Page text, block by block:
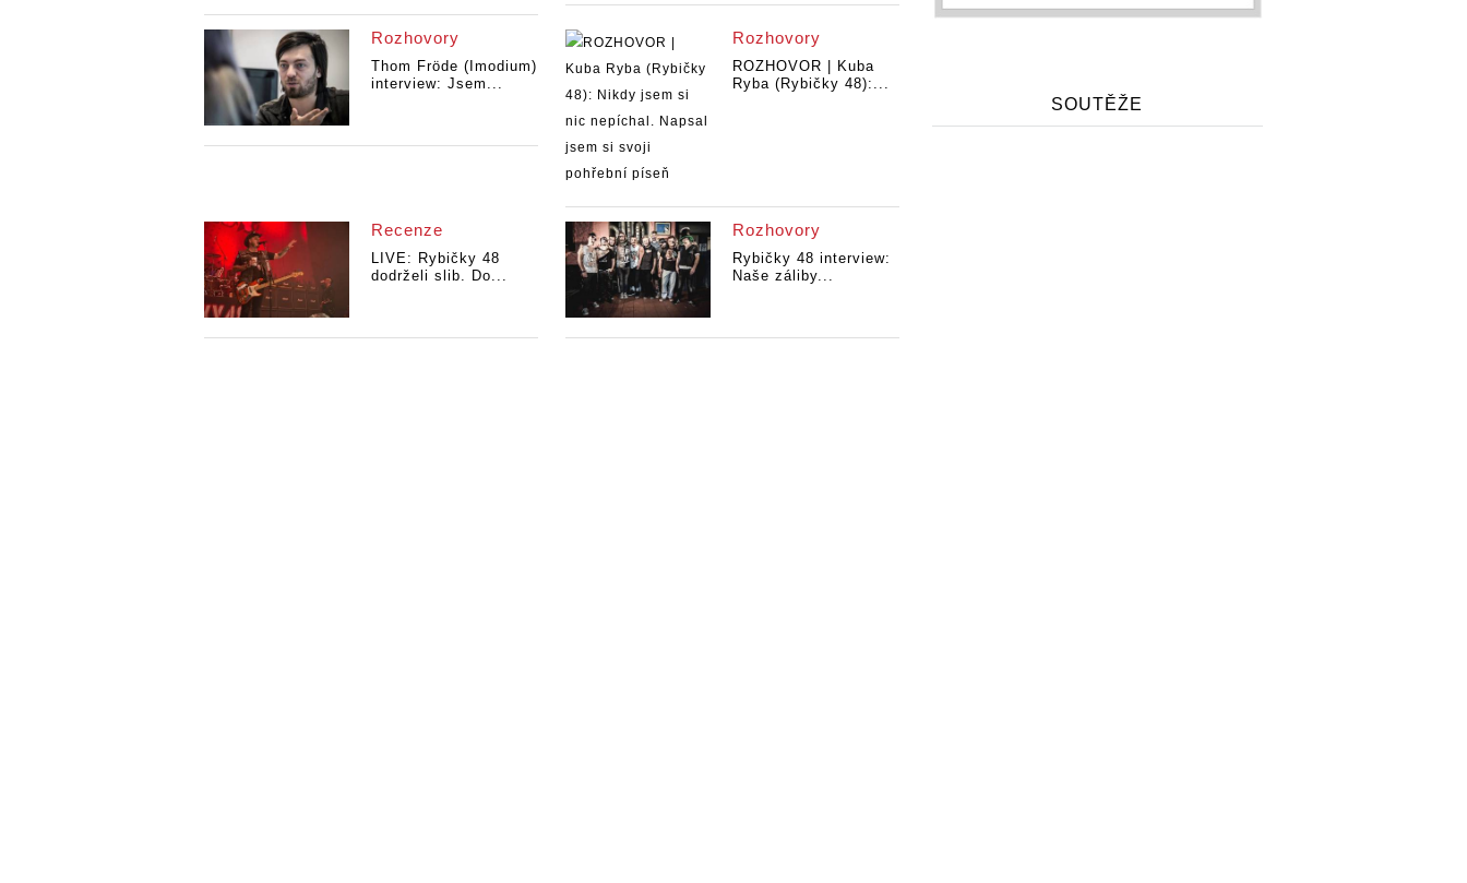
Rozhovory
Thom Fröde (Imodium)
interview: Jsem...
Rozhovory
ROZHOVOR | Kuba
Ryba (Rybičky 48):...
Recenze
LIVE: Rybičky 48
dodrželi slib. Do...
Rozhovory
Rybičky 48 interview:
Naše záliby...
SOUTĚŽE